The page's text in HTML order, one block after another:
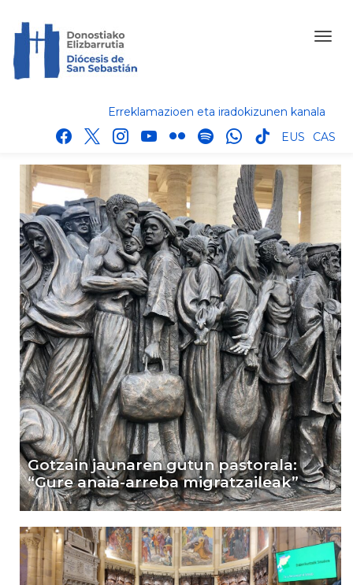
Erreklamazioen eta iradokizunen kanala
facebook
x instagram
youtube
flickr spotifywhatsapp
tik
EUS CAS
Gotzain jaunaren gutun pastorala:
“Gure anaia-arreba migratzaileak”